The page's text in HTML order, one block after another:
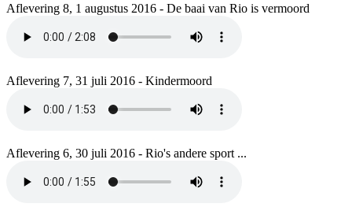
Aflevering 8, 1 augustus 2016 - De baai van Rio is vermoord
Aflevering 7, 31 juli 2016 - Kindermoord
Aflevering 6, 30 juli 2016 - Rio's andere sport ...